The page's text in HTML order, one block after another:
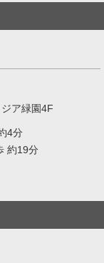
ア緑園4F
4分
約19分